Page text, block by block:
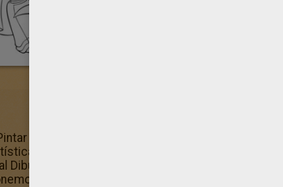
la lamina de Woody de Toy Story con lápices
Hellokids te ofrece este diseño de Woody
Dibujos DISNEY para colorear. Es un dibujo para
¡Disfrútalo!